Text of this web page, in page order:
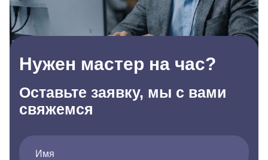
Нужен мастер на час?
Оставьте заявку, мы с вами
свяжемся
Имя